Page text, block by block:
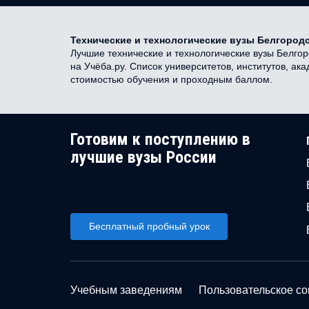
Технические и технологические вузы
Лучшие технические и технологические вузы
на Учёба.ру. Список университетов, институтов,
стоимостью обучения и проходным баллом.
Готовим к поступлению в
лучшие вузы России
Бесплатный пробный урок
Учебным заведениям Пользовательское